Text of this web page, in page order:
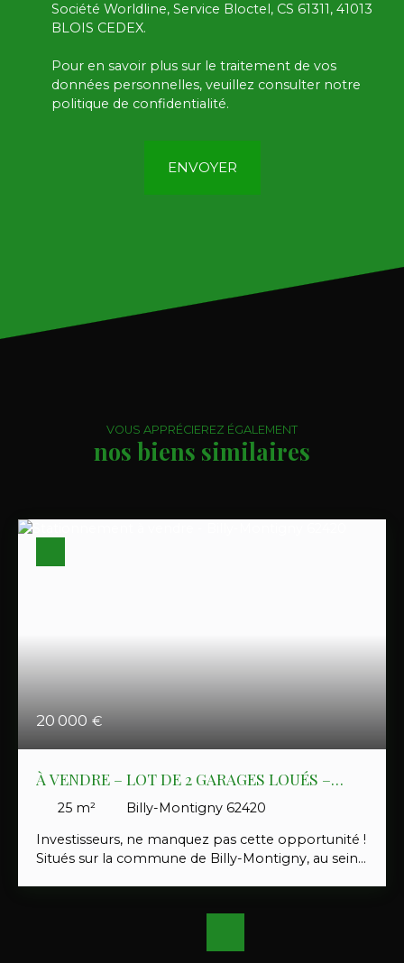
Société Worldline, Service Bloctel, CS 61311, 41013
BLOIS CEDEX.
Pour en savoir plus sur le traitement de vos
données personnelles, veuillez consulter notre
politique de confidentialité.
ENVOYER
VOUS APPRÉCIEREZ ÉGALEMENT
nos biens similaires
20 000 €
À VENDRE – LOT DE 2 GARAGES LOUÉS –
BILLY-MONTIGNY
25 m²
Billy-Montigny 62420
Investisseurs, ne manquez pas cette opportunité !
Situés sur la commune de Billy-Montigny, au sein
immédiats - Loyers en place : 60 € par garage et
par an)- Gestion simple et faibles charges- Idéal